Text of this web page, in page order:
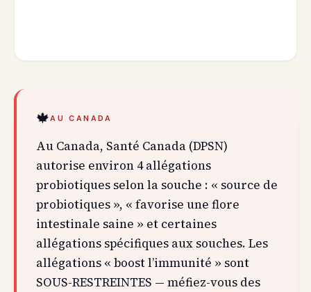
🍁AU CANADA
Au Canada, Santé Canada (DPSN)
autorise environ 4 allégations
probiotiques selon la souche : « source de
probiotiques », « favorise une flore
intestinale saine » et certaines
allégations spécifiques aux souches. Les
allégations « boost l’immunité » sont
SOUS-RESTREINTES — méfiez-vous des